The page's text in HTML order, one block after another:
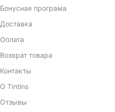
Бонусная програма
Доставка
Оплата
Возврат товара
Контакты
О Tintins
Отзывы